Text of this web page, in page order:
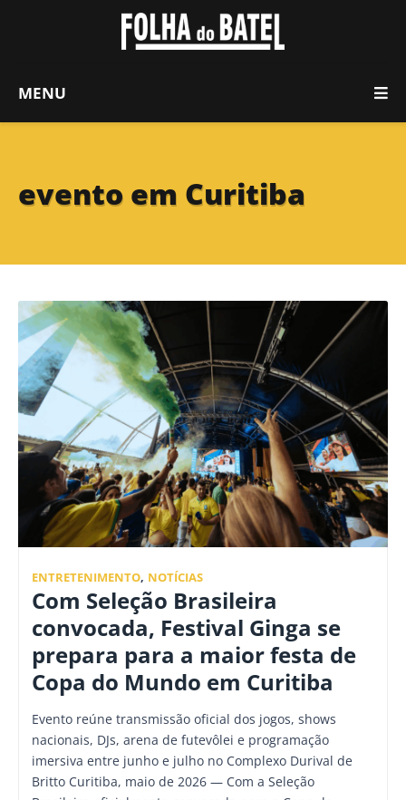
MENU
evento em Curitiba
ENTRETENIMENTO, NOTÍCIAS
Com Seleção Brasileira
convocada, Festival Ginga se
prepara para a maior festa de
Copa do Mundo em Curitiba
Evento reúne transmissão oficial dos jogos, shows
nacionais, DJs, arena de futevôlei e programação
imersiva entre junho e julho no Complexo Durival de
Britto Curitiba, maio de 2026 — Com a Seleção